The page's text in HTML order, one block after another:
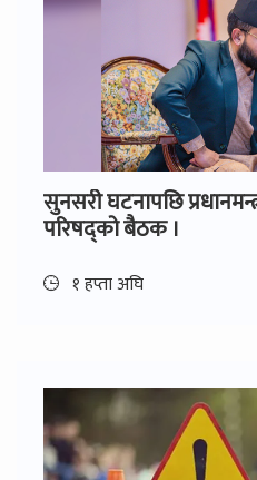
सुनसरी घटनापछि
परिषद्को बैठक ।
१ हप्ता अघि